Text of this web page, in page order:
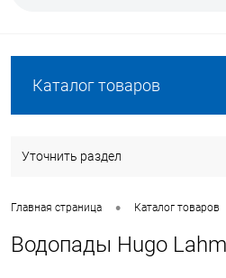
Каталог товаров
Уточнить раздел
Главная страница • Каталог товаров
Водопады Hugo